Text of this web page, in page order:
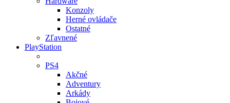
Konzoly
Herné ovládače
Ostatné
Zľavnené
PlayStation
PS4
Akčné
Adventury
Arkády